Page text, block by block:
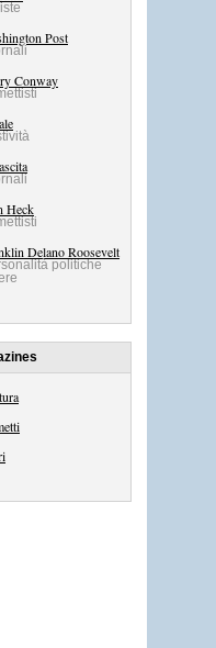
Post
Conway
Heck
Delano Roosevelt
politiche